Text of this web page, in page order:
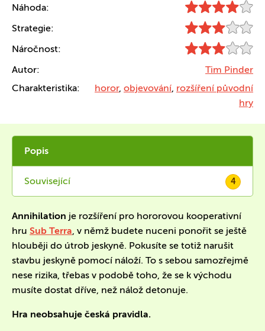
Náhoda:
Strategie:
Náročnost:
Autor:
Tim Pinder
Charakteristika:
horor, objevování, rozšíření původní
hry
Popis
Související 4
Annihilation je rozšíření pro hororovou kooperativní
hru Sub Terra, v němž budete nuceni ponořit se ještě
hlouběji do útrob jeskyně. Pokusíte se totiž narušit
stavbu jeskyně pomocí náloží. To s sebou samozřejmě
nese rizika, třebas v podobě toho, že se k východu
musíte dostat dříve, než nálož detonuje.
Hra neobsahuje česká pravidla.